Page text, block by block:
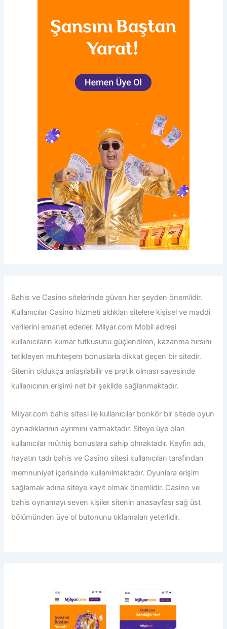
Bahis ve Casino sitelerinde güven her şeyden önemlidir.
Kullanıcılar Casino hizmeti aldıkları sitelere kişisel ve maddi
verilerini emanet ederler. Milyar.com Mobil adresi
kullanıcıların kumar tutkusunu güçlendiren, kazanma hırsını
tetikleyen muhteşem bonuslarla dikkat geçen bir sitedir.
Sitenin oldukça anlaşılabilir ve pratik olması sayesinde
kullanıcının erişimi net bir şekilde sağlanmaktadır.
Milyar.com bahis sitesi ile kullanıcılar bonkör bir sitede oyun
oynadıklarının ayrımını varmaktadır. Siteye üye olan
kullanıcılar müthiş bonuslara sahip olmaktadır. Keyfin adı,
hayatın tadı bahis ve Casino sitesi kullanıcıları tarafından
memnuniyet içerisinde kullanılmaktadır. Oyunlara erişim
sağlamak adına siteye kayıt olmak önemlidir. Casino ve
bahis oynamayı seven kişiler sitenin anasayfası sağ üst
bölümünden üye ol butonunu tıklamaları yeterlidir.